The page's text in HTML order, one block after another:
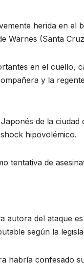
herida en el
Warnes (Santa
en el cuello,
y la
de la ciudad
hipovolémico.
tentativa de
del ataque
según la
habría confesado